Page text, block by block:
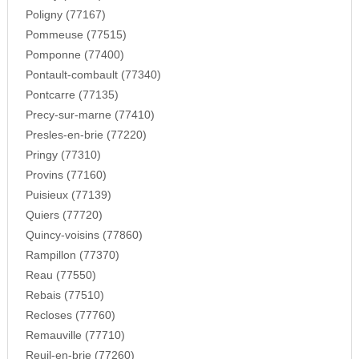
Poligny (77167)
Pommeuse (77515)
Pomponne (77400)
Pontault-combault (77340)
Pontcarre (77135)
Precy-sur-marne (77410)
Presles-en-brie (77220)
Pringy (77310)
Provins (77160)
Puisieux (77139)
Quiers (77720)
Quincy-voisins (77860)
Rampillon (77370)
Reau (77550)
Rebais (77510)
Recloses (77760)
Remauville (77710)
Reuil-en-brie (77260)